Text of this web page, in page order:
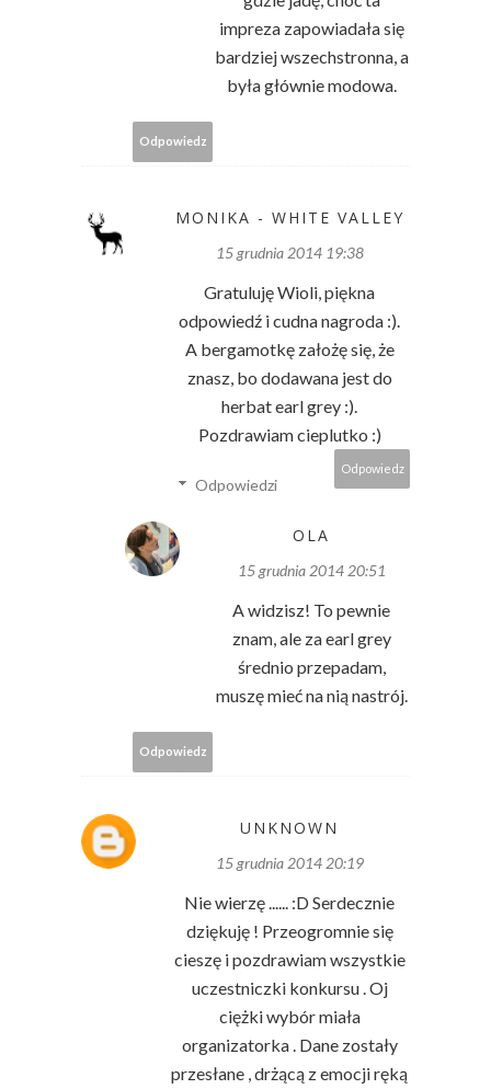
impreza zapowiadała się
bardziej wszechstronna, a
była głównie modowa.
Odpowiedz
MONIKA - WHITE VALLEY
15 grudnia 2014 19:38
Gratuluję Wioli, piękna
odpowiedź i cudna nagroda :).
A bergamotkę założę się, że
znasz, bo dodawana jest do
herbat earl grey :).
Pozdrawiam cieplutko :)
Odpowiedz
Odpowiedzi
OLA
15 grudnia 2014 20:51
A widzisz! To pewnie
znam, ale za earl grey
średnio przepadam,
muszę mieć na nią nastrój.
Odpowiedz
UNKNOWN
15 grudnia 2014 20:19
Nie wierzę ...... :D Serdecznie
dziękuję ! Przeogromnie się
cieszę i pozdrawiam wszystkie
uczestniczki konkursu . Oj
ciężki wybór miała
organizatorka . Dane zostały
przesłane , drżącą z emocji ręką